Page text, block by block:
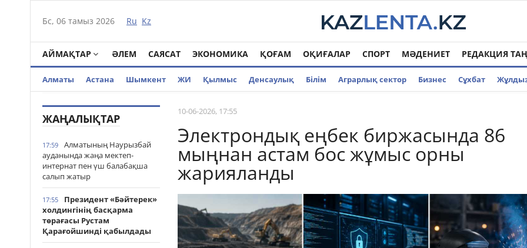
Бс, 06 тамыз 2026 Ru Kz
АЙМАҚТАР ӘЛЕМ САЯСАТ ЭКОНОМИКА ҚОҒАМ ОҚИҒАЛАР СПОРТ МӘДЕНИЕТ РЕДАКЦИЯ
Алматы Астана Шымкент ЖИ Қылмыс Денсаулық Білім Аграрлық сектор Бизнес Cұхбат
ЖАҢАЛЫҚТАР
17:59
Алматының Наурызбай
ауданында жаңа мектеп-
интернат пен үш балабақша
салып жатыр
17:55
Президент «Бәйтерек»
холдингінің басқарма
төрағасы Рустам
Қарағойшинді қабылдады
10-06-2026, 17:55
Электрондық еңбек биржасында 86
мыңнан астам бос жұмыс орны
жарияланды